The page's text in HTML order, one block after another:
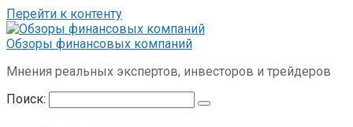
Перейти к контенту
Обзоры финансовых компаний
Мнения реальных экспертов, инвесторов и трейдеров
Поиск: